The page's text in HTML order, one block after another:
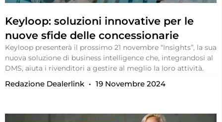
Keyloop: soluzioni innovative per le
nuove sfide delle concessionarie
Keyloop presenterà il prossimo 21 novembre “Insights”, la sua
nuova soluzione di business intelligence che, integrandosi al
DMS, aiuta i rivenditori a gestire al meglio la loro attività.
Redazione Dealerlink 19 Novembre 2024